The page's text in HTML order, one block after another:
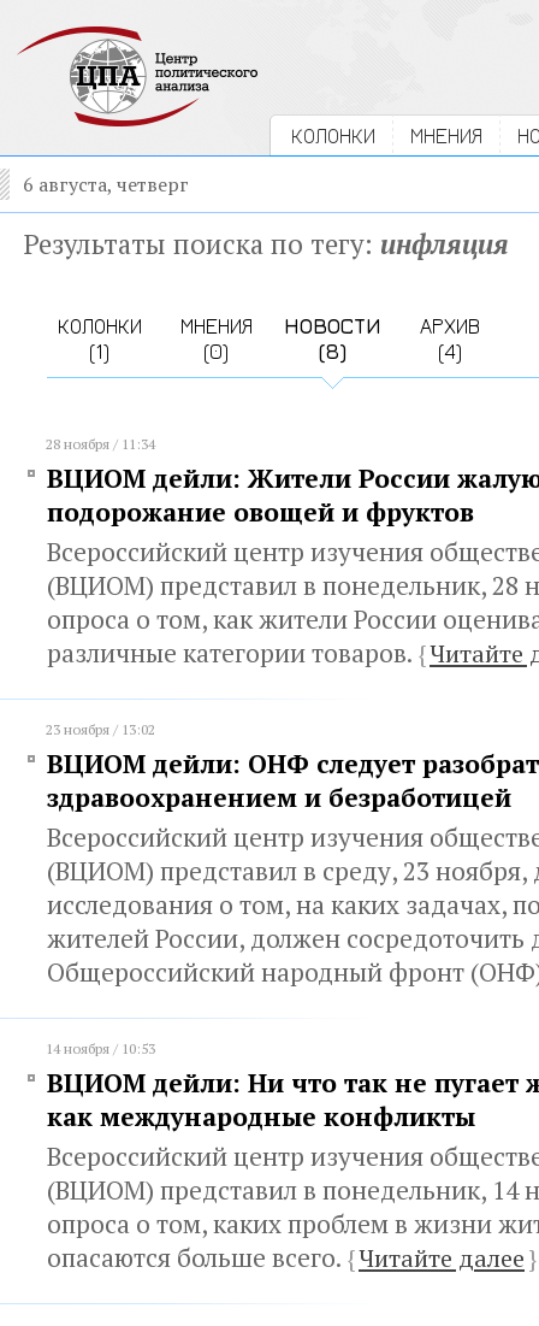
КОЛОНКИ МНЕНИЯ
6 августа, четверг
Результаты поиска по тегу: инфляция
КОЛОНКИ
(1)
МНЕНИЯ
(0)
НОВОСТИ
(8)
АРХИВ
(4)
28 ноября / 11:34
ВЦИОМ дейли: Жители России
подорожание овощей и фруктов
Всероссийский центр изучения
(ВЦИОМ) представил в понедельник, 28
опроса о том, как жители России
различные категории товаров. {Читайте
23 ноября / 13:02
ВЦИОМ дейли: ОНФ следует
здравоохранением и безработицей
Всероссийский центр изучения
(ВЦИОМ) представил в среду, 23
исследования о том, на каких задачах,
жителей России, должен сосредоточить
Общероссийский народный фронт
14 ноября / 10:53
ВЦИОМ дейли: Ни что так не пугает
как международные конфликты
Всероссийский центр изучения
(ВЦИОМ) представил в понедельник, 14
опроса о том, каких проблем в жизни
опасаются больше всего. {Читайте далее}